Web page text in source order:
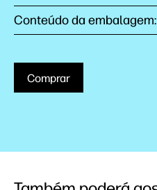
Conteúdo da
Comprar